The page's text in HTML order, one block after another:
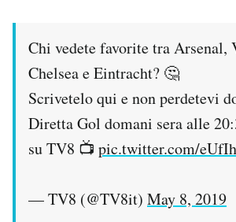
Chi vedete favorite tra Arsenal,
Chelsea e Eintracht? 🤔
Scrivetelo qui e non perdetevi
Diretta Gol domani sera alle
su TV8 📺 pic.twitter.com/
— TV8 (@TV8it) May 8, 2019